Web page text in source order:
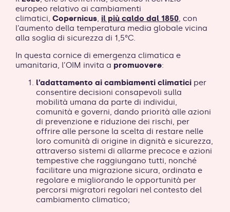
europeo relativo ai cambiamenti
climatici, Copernicus, il più caldo dal 1850, con
l’aumento della temperatura media globale vicina
alla soglia di sicurezza di 1,5°C.
In questa cornice di emergenza climatica e
umanitaria, l’OIM invita a promuovere:
l’adattamento ai cambiamenti climatici per
consentire decisioni consapevoli sulla
mobilità umana da parte di individui,
comunità e governi, dando priorità alle azioni
di prevenzione e riduzione dei rischi, per
offrire alle persone la scelta di restare nelle
loro comunità di origine in dignità e sicurezza,
attraverso sistemi di allarme precoce e azioni
tempestive che raggiungano tutti, nonché
facilitare una migrazione sicura, ordinata e
regolare e migliorando le opportunità per
percorsi migratori regolari nel contesto del
cambiamento climatico;